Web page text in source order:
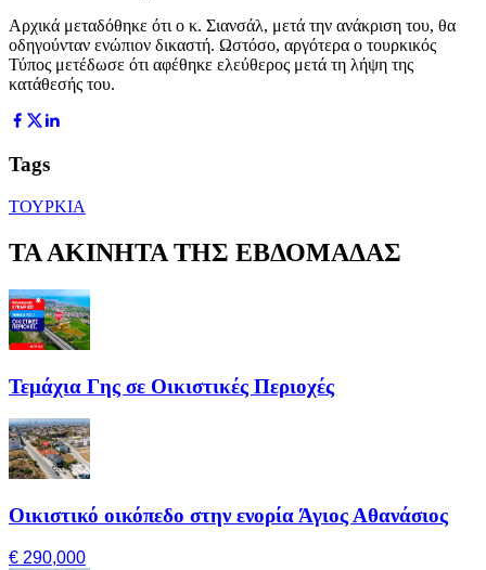
Αρχικά μεταδόθηκε ότι ο κ. Σιανσάλ, μετά την ανάκριση του, θα
οδηγούνταν ενώπιον δικαστή. Ωστόσο, αργότερα ο τουρκικός
Τύπος μετέδωσε ότι αφέθηκε ελεύθερος μετά τη λήψη της
κατάθεσής του.
Tags
ΤΟΥΡΚΙΑ
ΤΑ ΑΚΙΝΗΤΑ ΤΗΣ ΕΒΔΟΜΑΔΑΣ
Τεμάχια Γης σε Οικιστικές Περιοχές
Οικιστικό οικόπεδο στην ενορία Άγιος Αθανάσιος
€ 290,000